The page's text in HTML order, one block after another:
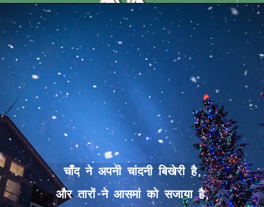
चाँद ने अपनी चांदनी बिखेरी है,
और तारों ने आसमां को सजाया है,